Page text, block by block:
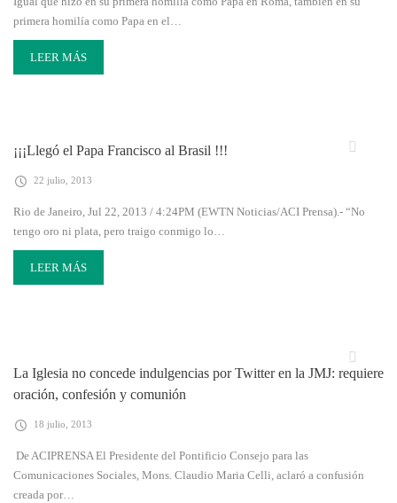
primera homilía como Papa en el…
LEER MÁS
¡¡¡Llegó el Papa Francisco al Brasil !!!
22 julio, 2013
Rio de Janeiro, Jul 22, 2013 / 4:24PM (EWTN Noticias/ACI Prensa).- “No
tengo oro ni plata, pero traigo conmigo lo…
LEER MÁS
La Iglesia no concede indulgencias por Twitter en la JMJ: requiere
oración, confesión y comunión
18 julio, 2013
De ACIPRENSA El Presidente del Pontificio Consejo para las
Comunicaciones Sociales, Mons. Claudio Maria Celli, aclaró a confusión
creada por…